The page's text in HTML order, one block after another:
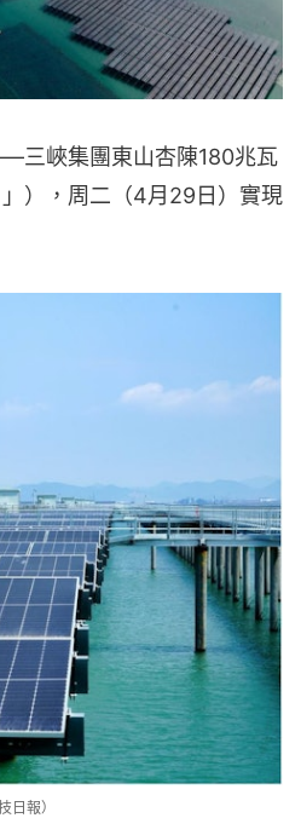
三峽集團東山杏陳180兆瓦
），周二（4月29日）實現
日報）